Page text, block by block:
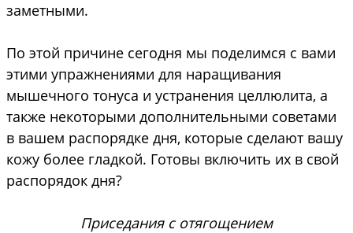
заметными.
По этой причине сегодня мы поделимся с вами
этими упражнениями для наращивания
мышечного тонуса и устранения целлюлита, а
также некоторыми дополнительными советами
в вашем распорядке дня, которые сделают вашу
кожу более гладкой. Готовы включить их в свой
распорядок дня?
Приседания с отягощением